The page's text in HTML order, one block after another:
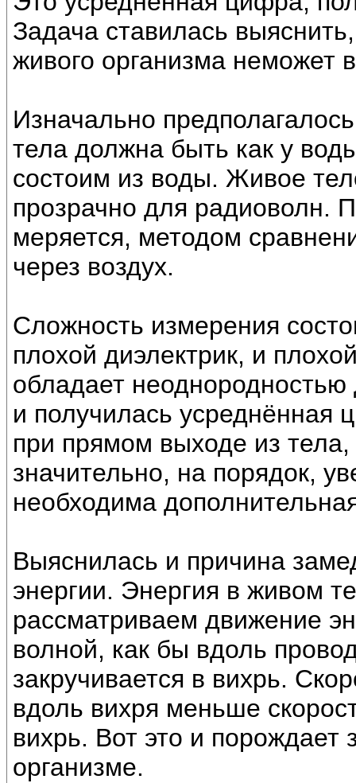
Задача ставилась
живого организма неможет
Изначально
тела должна быть как у
состоим из воды. Живое
прозрачно для радиоволн.
меряется, методом
через воздух.
Сложность измерения
плохой диэлектрик, и
обладает неоднородностью
и получилась усреднённая
при прямом выходе из
значительно, на порядок,
необходима
Выяснилась и причина
энергии. Энергия в живом
рассматриваем движение
волной, как бы вдоль
закручивается в вихрь.
вдоль вихря меньше
вихрь. Вот это и
организме.